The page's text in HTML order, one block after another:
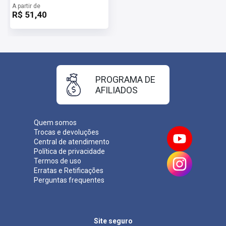
com as informações para baixar a apostila digital.
Importante: caso a apostila esteja em PRÉ-VENDA o arquivo
somente será liberado na data informada no site.
A partir de
R$ 51,40
Quem somos
Trocas e devoluções
Central de atendimento
Política de privacidade
Termos de uso
Erratas e Retificações
Perguntas frequentes
PROGRAMA DE
AFILIADOS
Site seguro